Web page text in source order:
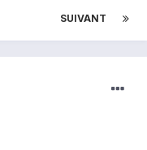
SUIVANT